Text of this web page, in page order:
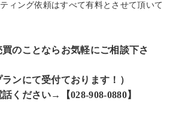
ィング依頼はすべて有料とさせて頂いて
のことならお気軽にご相談下さ
ンにて受付ております！）
ください→【028-908-0880】